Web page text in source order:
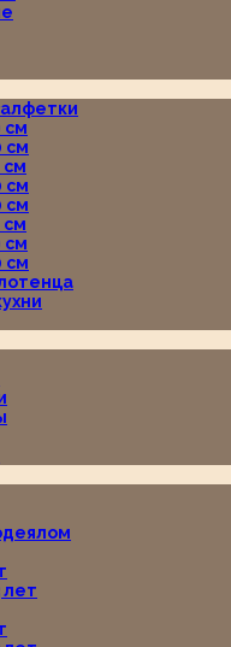
см
см
см
см
см
см
см
см
лет